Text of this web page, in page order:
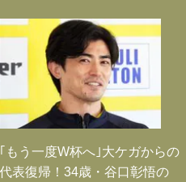
｢もう一度W杯へ｣大ケガからの
代表復帰！34歳・谷口彰悟の